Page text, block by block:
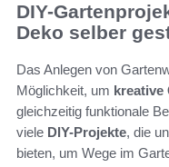
DIY-
Deko selber
Das Anlegen von
Möglichkeit, um kreative
gleichzeitig funktionale
viele DIY-Projekte, die
bieten, um Wege im